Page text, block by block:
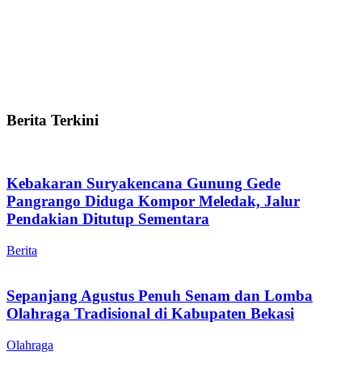
Berita Terkini
Kebakaran Suryakencana Gunung Gede
Pangrango Diduga Kompor Meledak, Jalur
Pendakian Ditutup Sementara
Berita
Sepanjang Agustus Penuh Senam dan Lomba
Olahraga Tradisional di Kabupaten Bekasi
Olahraga